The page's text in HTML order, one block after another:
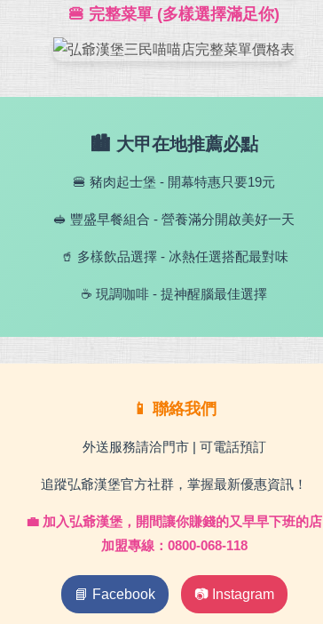
🍔 完整菜單 (多樣選擇滿足你)
🏙️ 大甲在地推薦必點
🍔 豬肉起士堡 - 開幕特惠只要19元
🥪 豐盛早餐組合 - 營養滿分開啟美好一天
🥤 多樣飲品選擇 - 冰熱任選搭配最對味
☕ 現調咖啡 - 提神醒腦最佳選擇
📱 聯絡我們
外送服務請洽門市 | 可電話預訂
追蹤弘爺漢堡官方社群，掌握最新優惠資訊！
💼 加入弘爺漢堡，開間讓你賺錢的又早早下班的店
加盟專線：0800-068-118
📘 Facebook 📷 Instagram